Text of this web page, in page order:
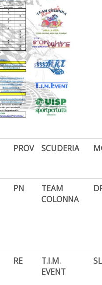
PROV SCUDERIA
PN
TEAM
COLONNA
RE
T.I.M.
EVENT